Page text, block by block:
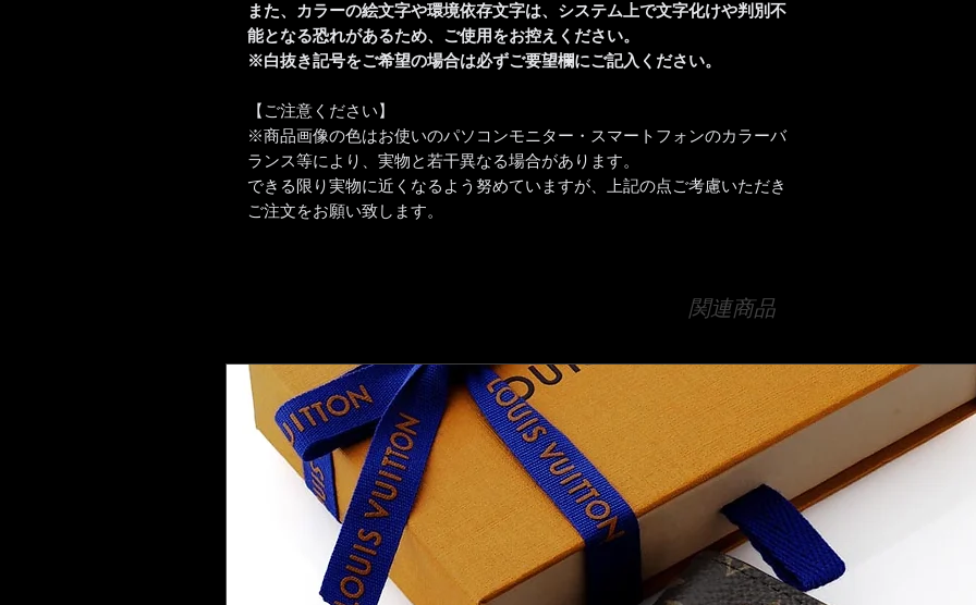
また、カラーの絵文字や環境依存文字は、システム上で文字化けや判別不
能となる恐れがあるため、ご使用をお控えください。
※白抜き記号をご希望の場合は必ずご要望欄にご記入ください。
【ご注意ください】
※商品画像の色はお使いのパソコンモニター・スマートフォンのカラーバ
ランス等により、実物と若干異なる場合があります。
できる限り実物に近くなるよう努めていますが、上記の点ご考慮いただき
ご注文をお願い致します。
関連商品